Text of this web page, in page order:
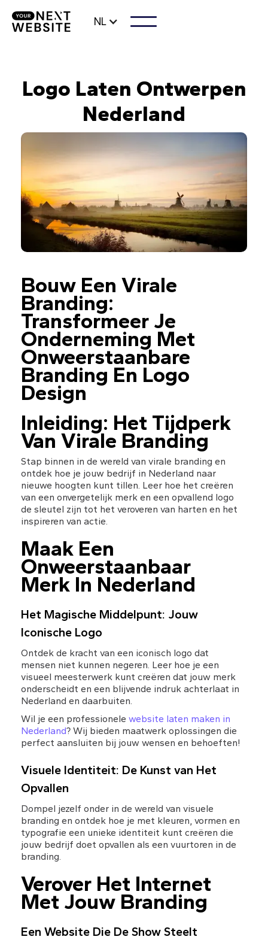
NL
Logo Laten Ontwerpen
Nederland
Bouw Een Virale
Branding:
Transformeer Je
Onderneming Met
Onweerstaanbare
Branding En Logo
Design
Inleiding: Het Tijdperk
Van Virale Branding
Stap binnen in de wereld van virale branding en
ontdek hoe je jouw bedrijf in Nederland naar
nieuwe hoogten kunt tillen. Leer hoe het creëren
van een onvergetelijk merk en een opvallend logo
de sleutel zijn tot het veroveren van harten en het
inspireren van actie.
Maak Een
Onweerstaanbaar
Merk In Nederland
Het Magische Middelpunt: Jouw
Iconische Logo
Ontdek de kracht van een iconisch logo dat
mensen niet kunnen negeren. Leer hoe je een
visueel meesterwerk kunt creëren dat jouw merk
onderscheidt en een blijvende indruk achterlaat in
Nederland en daarbuiten.
Wil je een professionele website laten maken in
Nederland? Wij bieden maatwerk oplossingen die
perfect aansluiten bij jouw wensen en behoeften!
Visuele Identiteit: De Kunst van Het
Opvallen
Dompel jezelf onder in de wereld van visuele
branding en ontdek hoe je met kleuren, vormen en
typografie een unieke identiteit kunt creëren die
jouw bedrijf doet opvallen als een vuurtoren in de
branding.
Verover Het Internet
Met Jouw Branding
Een Website Die De Show Steelt